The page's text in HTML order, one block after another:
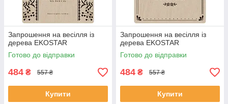
Запрошення на весілля із
дерева EKOSTAR
Готово до відправки
484 ₴ 557 ₴
Купити
Запрошення на весілля із
дерева EKOSTAR
Готово до відправки
484 ₴ 557 ₴
Купити